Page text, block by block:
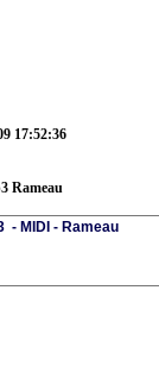
17:52:36
Rameau